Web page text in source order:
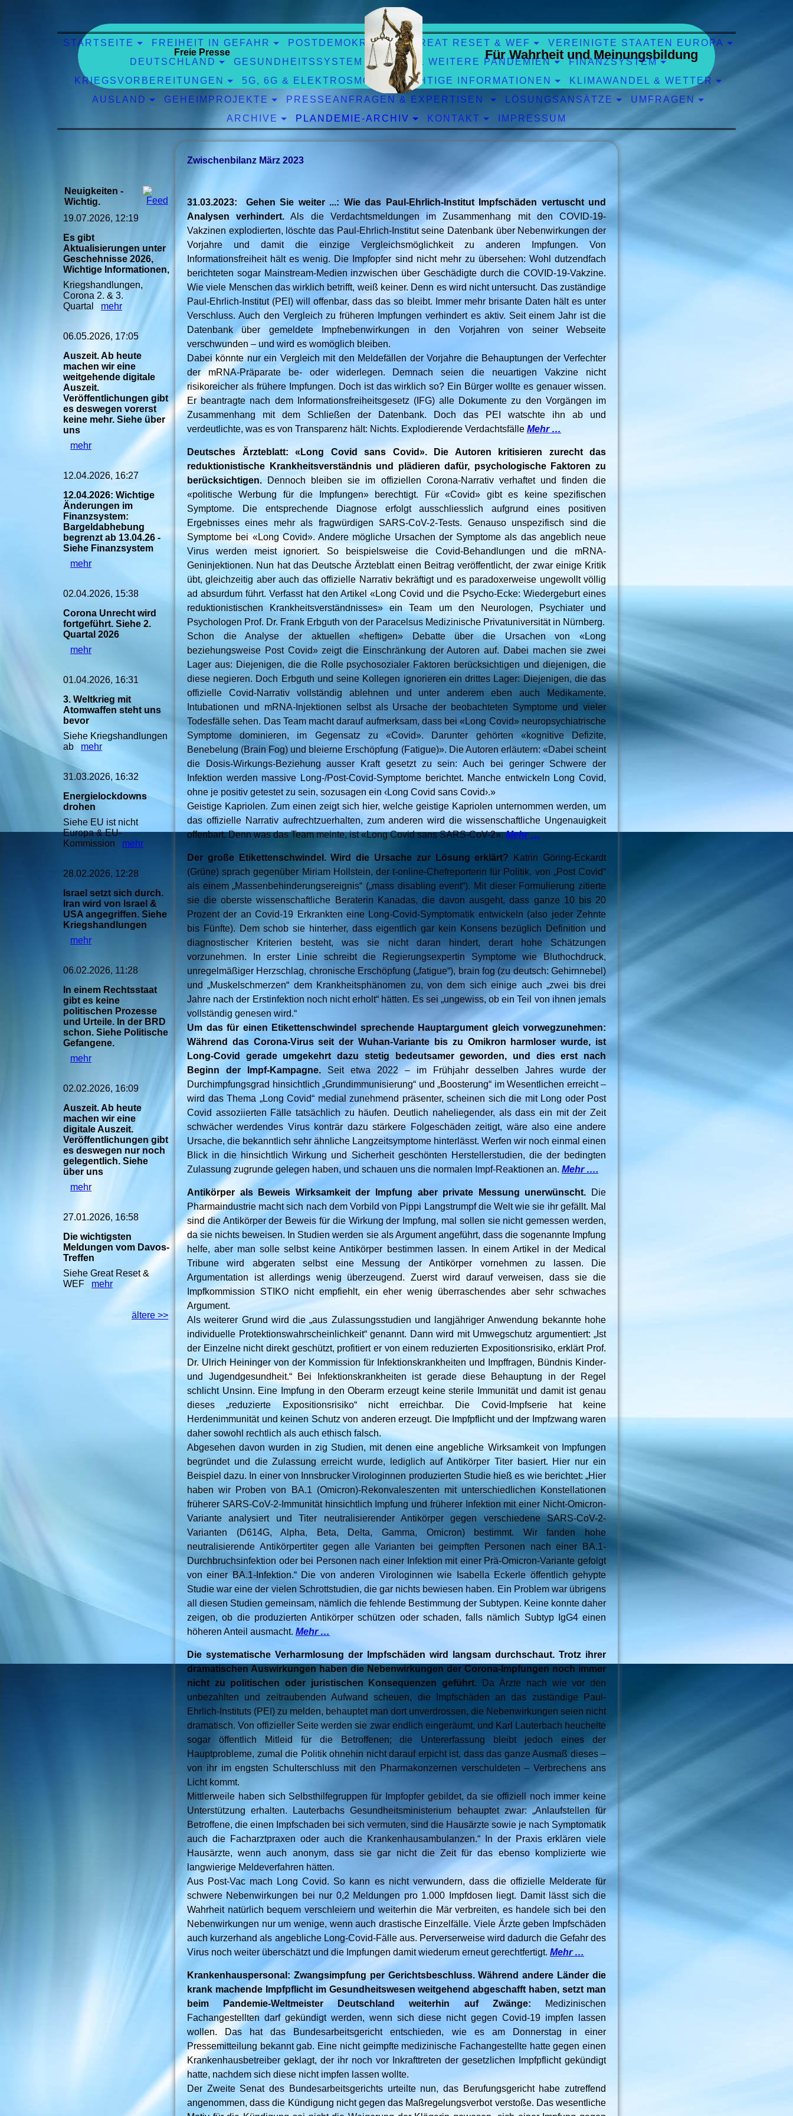
Freie Presse Für Wahrheit und Meinungsbildung
STARTSEITE FREIHEIT IN GEFAHR POSTDEMOKRATIE GREAT RESET & WEF
VEREINIGTE STAATEN EUROPA
DEUTSCHLAND
GESUNDHEITSSYSTEM CORO & WEITERE PANDEMIEN
FINANZSYSTEM
KRIEGSVORBEREITUNGEN
5G, 6G & ELEKTROSMOG WICHTIGE INFORMATIONEN
KLIMAWANDEL & WETTER
AUSLAND
GEHEIMPROJEKTE PRESSEANFRAGEN & EXPERTISEN LÖSUNGSANSÄTZE
UMFRAGEN
ARCHIVE
PLANDEMIE-ARCHIV KONTAKT IMPRESSUM
Zwischenbilanz März 2023
31.03.2023: Gehen Sie weiter ...: Wie das Paul-Ehrlich-Institut Impfschäden vertuscht und
Analysen verhindert. Als die Verdachtsmeldungen im Zusammenhang mit den COVID-19-
Vakzinen explodierten, löschte das Paul-Ehrlich-Institut seine Datenbank über Nebenwirkungen der
Vorjahre und damit die einzige Vergleichsmöglichkeit zu anderen Impfungen. Von
Informationsfreiheit hält es wenig. Die Impfopfer sind nicht mehr zu übersehen: Wohl dutzendfach
berichteten sogar Mainstream-Medien inzwischen über Geschädigte durch die COVID-19-Vakzine.
Wie viele Menschen das wirklich betrifft, weiß keiner. Denn es wird nicht untersucht. Das zuständige
Paul-Ehrlich-Institut (PEI) will offenbar, dass das so bleibt. Immer mehr brisante Daten hält es unter
Verschluss. Auch den Vergleich zu früheren Impfungen verhindert es aktiv. Seit einem Jahr ist die
Datenbank über gemeldete Impfnebenwirkungen in den Vorjahren von seiner Webseite
verschwunden – und wird es womöglich bleiben.
Dabei könnte nur ein Vergleich mit den Meldefällen der Vorjahre die Behauptungen der Verfechter
der mRNA-Präparate be- oder widerlegen. Demnach seien die neuartigen Vakzine nicht
risikoreicher als frühere Impfungen. Doch ist das wirklich so? Ein Bürger wollte es genauer wissen.
Er beantragte nach dem Informationsfreiheitsgesetz (IFG) alle Dokumente zu den Vorgängen im
Zusammenhang mit dem Schließen der Datenbank. Doch das PEI watschte ihn ab und
verdeutlichte, was es von Transparenz hält: Nichts. Explodierende Verdachtsfälle Mehr …
Deutsches Ärzteblatt: «Long Covid sans Covid». Die Autoren kritisieren zurecht das
reduktionistische Krankheitsverständnis und plädieren dafür, psychologische Faktoren zu
berücksichtigen.Dennoch bleiben sie im offiziellen Corona-Narrativ verhaftet und finden die
«politische Werbung für die Impfungen» berechtigt. Für «Covid» gibt es keine spezifischen
Symptome. Die entsprechende Diagnose erfolgt ausschliesslich aufgrund eines positiven
Ergebnisses eines mehr als fragwürdigen SARS-CoV-2-Tests. Genauso unspezifisch sind die
Symptome bei «Long Covid». Andere mögliche Ursachen der Symptome als das angeblich neue
Virus werden meist ignoriert. So beispielsweise die Covid-Behandlungen und die mRNA-
Geninjektionen. Nun hat das Deutsche Ärzteblatt einen Beitrag veröffentlicht, der zwar einige Kritik
übt, gleichzeitig aber auch das offizielle Narrativ bekräftigt und es paradoxerweise ungewollt völlig
ad absurdum führt. Verfasst hat den Artikel «Long Covid und die Psycho-Ecke: Wiedergeburt eines
reduktionistischen Krankheitsverständnisses» ein Team um den Neurologen, Psychiater und
Psychologen Prof. Dr. Frank Erbguth von der Paracelsus Medizinische Privatuniversität in Nürnberg.
Schon die Analyse der aktuellen «heftigen» Debatte über die Ursachen von «Long
beziehungsweise Post Covid» zeigt die Einschränkung der Autoren auf. Dabei machen sie zwei
Lager aus: Diejenigen, die die Rolle psychosozialer Faktoren berücksichtigen und diejenigen, die
diese negieren. Doch Erbguth und seine Kollegen ignorieren ein drittes Lager: Diejenigen, die das
offizielle Covid-Narrativ vollständig ablehnen und unter anderem eben auch Medikamente,
Intubationen und mRNA-Injektionen selbst als Ursache der beobachteten Symptome und vieler
Todesfälle sehen. Das Team macht darauf aufmerksam, dass bei «Long Covid» neuropsychiatrische
Symptome dominieren, im Gegensatz zu «Covid». Darunter gehörten «kognitive Defizite,
Benebelung (Brain Fog) und bleierne Erschöpfung (Fatigue)». Die Autoren erläutern: «Dabei scheint
die Dosis-Wirkungs-Beziehung ausser Kraft gesetzt zu sein: Auch bei geringer Schwere der
Infektion werden massive Long-/Post-Covid-Symptome berichtet. Manche entwickeln Long Covid,
ohne je positiv getestet zu sein, sozusagen ein ‹Long Covid sans Covid›.»
Geistige Kapriolen. Zum einen zeigt sich hier, welche geistige Kapriolen unternommen werden, um
das offizielle Narrativ aufrechtzuerhalten, zum anderen wird die wissenschaftliche Ungenauigkeit
offenbart. Denn was das Team meinte, ist «Long Covid sans SARS-CoV-2».Mehr …
Der große Etikettenschwindel. Wird die Ursache zur Lösung erklärt?
Katrin Göring-Eckardt
(Grüne) sprach gegenüber Miriam Hollstein, der t-online-Chefreporterin für Politik, von „Post Covid“
als einem „Massenbehinderungsereignis“ („mass disabling event“). Mit dieser Formulierung zitierte
sie die oberste wissenschaftliche Beraterin Kanadas, die davon ausgeht, dass ganze 10 bis 20
Prozent der an Covid-19 Erkrankten eine Long-Covid-Symptomatik entwickeln (also jeder Zehnte
bis Fünfte). Dem schob sie hinterher, dass eigentlich gar kein Konsens bezüglich Definition und
diagnostischer Kriterien besteht, was sie nicht daran hindert, derart hohe Schätzungen
vorzunehmen. In erster Linie schreibt die Regierungsexpertin Symptome wie Bluthochdruck,
unregelmäßiger Herzschlag, chronische Erschöpfung („fatigue“), brain fog (zu deutsch: Gehirnnebel)
und „Muskelschmerzen“ dem Krankheitsphänomen zu, von dem sich einige auch „zwei bis drei
Jahre nach der Erstinfektion noch nicht erholt“ hätten. Es sei „ungewiss, ob ein Teil von ihnen jemals
vollständig genesen wird.“
Um das für einen Etikettenschwindel sprechende Hauptargument gleich vorwegzunehmen:
Während das Corona-Virus seit der Wuhan-Variante bis zu Omikron harmloser wurde, ist
Long-Covid gerade umgekehrt dazu stetig bedeutsamer geworden, und dies erst nach
Beginn der Impf-Kampagne. Seit etwa 2022 – im Frühjahr desselben Jahres wurde der
Durchimpfungsgrad hinsichtlich „Grundimmunisierung“ und „Boosterung“ im Wesentlichen erreicht –
wird das Thema „Long Covid“ medial zunehmend präsenter, scheinen sich die mit Long oder Post
Covid assoziierten Fälle tatsächlich zu häufen. Deutlich naheliegender, als dass ein mit der Zeit
schwächer werdendes Virus konträr dazu stärkere Folgeschäden zeitigt, wäre also eine andere
Ursache, die bekanntlich sehr ähnliche Langzeitsymptome hinterlässt. Werfen wir noch einmal einen
Blick in die hinsichtlich Wirkung und Sicherheit geschönten Herstellerstudien, die der bedingten
Zulassung zugrunde gelegen haben, und schauen uns die normalen Impf-Reaktionen an. Mehr ….
Antikörper als Beweis Wirksamkeit der Impfung aber private Messung unerwünscht.
Die
Pharmaindustrie macht sich nach dem Vorbild von Pippi Langstrumpf die Welt wie sie ihr gefällt. Mal
sind die Antikörper der Beweis für die Wirkung der Impfung, mal sollen sie nicht gemessen werden,
da sie nichts beweisen. In Studien werden sie als Argument angeführt, dass die sogenannte Impfung
helfe, aber man solle selbst keine Antikörper bestimmen lassen. In einem Artikel in der Medical
Tribune wird abgeraten selbst eine Messung der Antikörper vornehmen zu lassen. Die
Argumentation ist allerdings wenig überzeugend. Zuerst wird darauf verweisen, dass sie die
Impfkommission STIKO nicht empfiehlt, ein eher wenig überraschendes aber sehr schwaches
Argument.
Als weiterer Grund wird die „aus Zulassungsstudien und langjähriger Anwendung bekannte hohe
individuelle Protektionswahrscheinlichkeit“ genannt. Dann wird mit Umwegschutz argumentiert: „Ist
der Einzelne nicht direkt geschützt, profitiert er von einem reduzierten Expositionsrisiko, erklärt Prof.
Dr. Ulrich Heininger von der Kommission für Infektionskrankheiten und Impffragen, Bündnis Kinder-
und Jugendgesundheit.“ Bei Infektionskrankheiten ist gerade diese Behauptung in der Regel
schlicht Unsinn. Eine Impfung in den Oberarm erzeugt keine sterile Immunität und damit ist genau
dieses „reduzierte Expositionsrisiko“ nicht erreichbar. Die Covid-Impfserie hat keine
Herdenimmunität und keinen Schutz von anderen erzeugt. Die Impfpflicht und der Impfzwang waren
daher sowohl rechtlich als auch ethisch falsch.
Abgesehen davon wurden in zig Studien, mit denen eine angebliche Wirksamkeit von Impfungen
begründet und die Zulassung erreicht wurde, lediglich auf Antikörper Titer basiert. Hier nur ein
Beispiel dazu. In einer von Innsbrucker Virologinnen produzierten Studie hieß es wie berichtet: „Hier
haben wir Proben von BA.1 (Omicron)-Rekonvaleszenten mit unterschiedlichen Konstellationen
früherer SARS-CoV-2-Immunität hinsichtlich Impfung und früherer Infektion mit einer Nicht-Omicron-
Variante analysiert und Titer neutralisierender Antikörper gegen verschiedene SARS-CoV-2-
Varianten (D614G, Alpha, Beta, Delta, Gamma, Omicron) bestimmt. Wir fanden hohe
neutralisierende Antikörpertiter gegen alle Varianten bei geimpften Personen nach einer BA.1-
Durchbruchsinfektion oder bei Personen nach einer Infektion mit einer Prä-Omicron-Variante gefolgt
von einer BA.1-Infektion.“ Die von anderen Virologinnen wie Isabella Eckerle öffentlich gehypte
Studie war eine der vielen Schrottstudien, die gar nichts bewiesen haben. Ein Problem war übrigens
all diesen Studien gemeinsam, nämlich die fehlende Bestimmung der Subtypen. Keine konnte daher
zeigen, ob die produzierten Antikörper schützen oder schaden, falls nämlich Subtyp IgG4 einen
höheren Anteil ausmacht. Mehr …
Die systematische Verharmlosung der Impfschäden wird langsam durchschaut. Trotz ihrer
dramatischen Auswirkungen haben die Nebenwirkungen der Corona-Impfungen noch immer
nicht zu politischen oder juristischen Konsequenzen geführt. Da Ärzte nach wie vor den
unbezahlten und zeitraubenden Aufwand scheuen, die Impfschäden an das zuständige Paul-
Ehrlich-Instituts (PEI) zu melden, behauptet man dort unverdrossen, die Nebenwirkungen seien nicht
dramatisch. Von offizieller Seite werden sie zwar endlich eingeräumt, und Karl Lauterbach heuchelte
sogar öffentlich Mitleid für die Betroffenen; die Untererfassung bleibt jedoch eines der
Hauptprobleme, zumal die Politik ohnehin nicht darauf erpicht ist, dass das ganze Ausmaß dieses –
von ihr im engsten Schulterschluss mit den Pharmakonzernen verschuldeten – Verbrechens ans
Licht kommt.
Mittlerweile haben sich Selbsthilfegruppen für Impfopfer gebildet, da sie offiziell noch immer keine
Unterstützung erhalten. Lauterbachs Gesundheitsministerium behauptet zwar: „Anlaufstellen für
Betroffene, die einen Impfschaden bei sich vermuten, sind die Hausärzte sowie je nach Symptomatik
auch die Facharztpraxen oder auch die Krankenhausambulanzen.“ In der Praxis erklären viele
Hausärzte, wenn auch anonym, dass sie gar nicht die Zeit für das ebenso komplizierte wie
langwierige Meldeverfahren hätten.
Aus Post-Vac mach Long Covid. So kann es nicht verwundern, dass die offizielle Melderate für
schwere Nebenwirkungen bei nur 0,2 Meldungen pro 1.000 Impfdosen liegt. Damit lässt sich die
Wahrheit natürlich bequem verschleiern und weiterhin die Mär verbreiten, es handele sich bei den
Nebenwirkungen nur um wenige, wenn auch drastische Einzelfälle. Viele Ärzte geben Impfschäden
auch kurzerhand als angebliche Long-Covid-Fälle aus. Perverserweise wird dadurch die Gefahr des
Virus noch weiter überschätzt und die Impfungen damit wiederum erneut gerechtfertigt. Mehr …
Krankenhauspersonal: Zwangsimpfung per Gerichtsbeschluss. Während andere Länder die
krank machende Impfpflicht im Gesundheitswesen weitgehend abgeschafft haben, setzt man
beim Pandemie-Weltmeister Deutschland weiterhin auf Zwänge: Medizinischen
Fachangestellten darf gekündigt werden, wenn sich diese nicht gegen Covid-19 impfen lassen
wollen. Das hat das Bundesarbeitsgericht entschieden, wie es am Donnerstag in einer
Pressemitteilung bekannt gab. Eine nicht geimpfte medizinische Fachangestellte hatte gegen einen
Krankenhausbetreiber geklagt, der ihr noch vor Inkrafttreten der gesetzlichen Impfpflicht gekündigt
hatte, nachdem sich diese nicht impfen lassen wollte.
Der Zweite Senat des Bundesarbeitsgerichts urteilte nun, das Berufungsgericht habe zutreffend
angenommen, dass die Kündigung nicht gegen das Maßregelungsverbot verstoße. Das wesentliche
Neuigkeiten -
Wichtig.
19.07.2026, 12:19
Es gibt
Aktualisierungen unter
Geschehnisse 2026,
Wichtige Informationen,
Kriegshandlungen,
Corona 2. & 3.
Quartal mehr
06.05.2026, 17:05
Auszeit. Ab heute
machen wir eine
weitgehende digitale
Auszeit.
Veröffentlichungen gibt
es deswegen vorerst
keine mehr. Siehe über
uns
mehr
12.04.2026, 16:27
12.04.2026: Wichtige
Änderungen im
Finanzsystem:
Bargeldabhebung
begrenzt ab 13.04.26 -
Siehe Finanzsystem
mehr
02.04.2026, 15:38
Corona Unrecht wird
fortgeführt. Siehe 2.
Quartal 2026
mehr
01.04.2026, 16:31
3. Weltkrieg mit
Atomwaffen steht uns
bevor
Siehe Kriegshandlungen
ab mehr
31.03.2026, 16:32
Energielockdowns
drohen
Siehe EU ist nicht
Europa & EU-
Kommission mehr
28.02.2026, 12:28
Israel setzt sich durch.
Iran wird von Israel &
USA angegriffen. Siehe
Kriegshandlungen
mehr
06.02.2026, 11:28
In einem Rechtsstaat
gibt es keine
politischen Prozesse
und Urteile. In der BRD
schon. Siehe Politische
Gefangene.
mehr
02.02.2026, 16:09
Auszeit. Ab heute
machen wir eine
digitale Auszeit.
Veröffentlichungen gibt
es deswegen nur noch
gelegentlich. Siehe
über uns
mehr
27.01.2026, 16:58
Die wichtigsten
Meldungen vom Davos-
Treffen
Siehe Great Reset &
WEF mehr
ältere >>